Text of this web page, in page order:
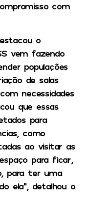
com
o
vem fazendo
populações
de salas
necessidades
que essas
para
como
ao visitar as
para ficar,
para ter uma
ela”, detalhou o